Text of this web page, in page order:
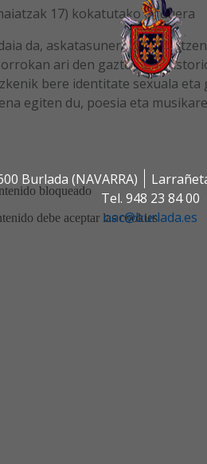
Burlada (NAVARRA)
Tel. 948 23 84 00
oac@burlada.es
17) kokatutako jarduera
da, askatasunera
ari den gazte baten
bere identitate sexuala
egiten du, poesia eta